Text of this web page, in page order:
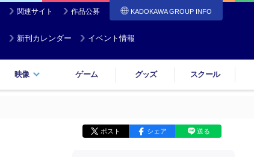
関連サイト 作品公募 KADOKAWA GROUP INFO
新刊カレンダー イベント情報
映像 ゲーム グッズ スクール
ポスト シェア 送る